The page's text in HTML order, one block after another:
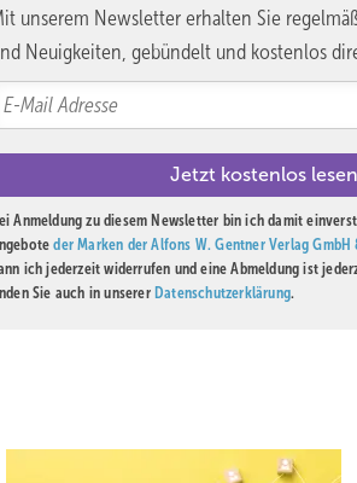
unserem Newsletter erhalten Sie
Neuigkeiten, gebündelt und kostenlos
Anmeldung zu diesem Newsletter bin ich damit
der Marken der Alfons W. Gentner Verlag GmbH
ich jederzeit widerrufen und eine Abmeldung ist
Sie auch in unserer Datenschutzerklärung.